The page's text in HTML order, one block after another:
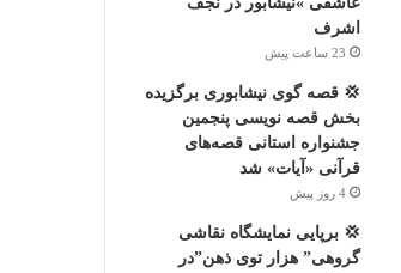
اشرف
23 ساعت پیش
💢 قصه گوی نیشابوری برگزیده
بخش قصه نویسی پنجمین
جشنواره استانی قصه‌های
قرآنی «آیات» شد
4 روز پیش
💢 برپایی نمایشگاه نقاشی
گروهی” هزار توی ذهن”در